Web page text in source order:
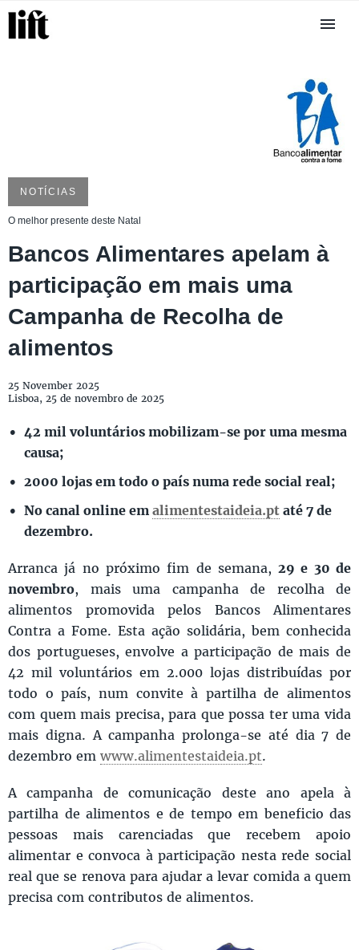
NOTÍCIAS
O melhor presente deste Natal
Bancos Alimentares apelam à
participação em mais uma
Campanha de Recolha de
alimentos
25 November 2025
Lisboa, 25 de novembro de 2025
42 mil voluntários mobilizam-se por uma mesma
causa;
2000 lojas em todo o país numa rede social real;
No canal online emalimentestaideia.ptaté 7 de
dezembro.
Arranca já no próximo fim de semana,29 e 30 de
novembro, mais uma campanha de recolha de
alimentos promovida pelos Bancos Alimentares
Contra a Fome. Esta ação solidária, bem conhecida
dos portugueses, envolve a participação de mais de
42 mil voluntários em 2.000 lojas distribuídas por
todo o país, num convite à partilha de alimentos
com quem mais precisa, para que possa ter uma vida
mais digna. A campanha prolonga-se até dia 7 de
dezembro em www.alimentestaideia.pt.
A campanha de comunicação deste ano apela à
partilha de alimentos e de tempo em beneficio das
pessoas mais carenciadas que recebem apoio
alimentar e convoca à participação nesta rede social
real que se renova para ajudar a levar comida a quem
precisa com contributos de alimentos.